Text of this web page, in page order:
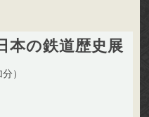
の鉄道歴史展
）